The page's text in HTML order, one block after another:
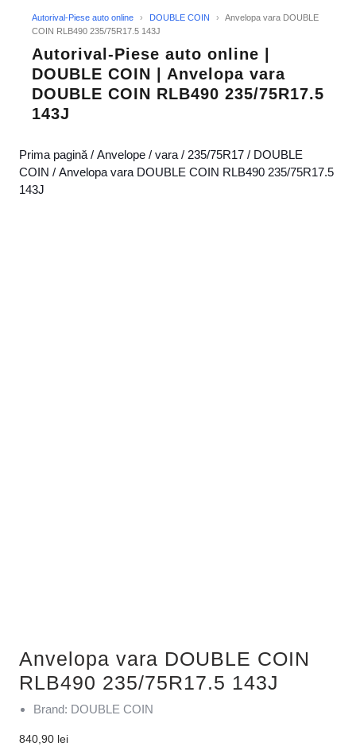
Autorival-Piese auto online › DOUBLE COIN ›
Anvelopa vara DOUBLE
COIN RLB490 235/75R17.5 143J
Autorival-Piese auto online |
DOUBLE COIN | Anvelopa vara
DOUBLE COIN RLB490 235/75R17.5
143J
Prima pagină / Anvelope / vara / 235/75R17 / DOUBLE
COIN / Anvelopa vara DOUBLE COIN RLB490 235/75R17.5
143J
Anvelopa vara DOUBLE COIN
RLB490 235/75R17.5 143J
Brand: DOUBLE COIN
840,90 lei